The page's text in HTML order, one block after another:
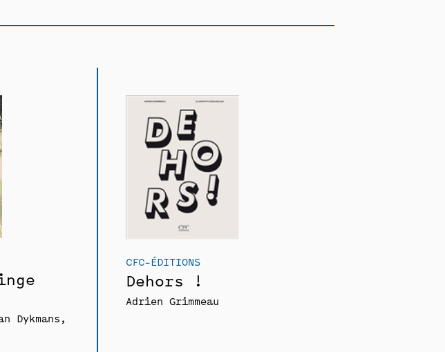
Dykmans
CFC-ÉDITIONS
Dehors !
Adrien Grimmeau